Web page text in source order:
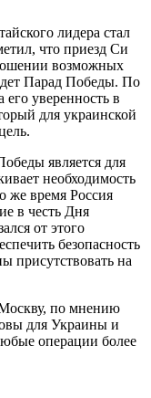
лидера стал
что приезд Си
возможных
Парад Победы. По
уверенность в
для украинской
является для
необходимость
же время Россия
в честь Дня
от этого
безопасность
присутствовать на
по мнению
для Украины и
операции более